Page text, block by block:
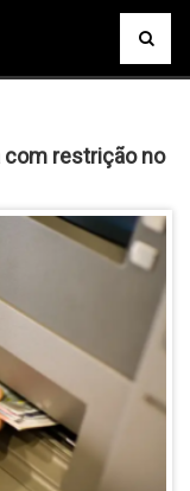
com restrição no